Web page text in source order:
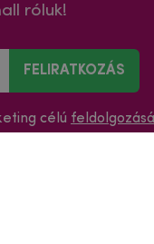
róluk!
FELIRATKOZÁS
célú